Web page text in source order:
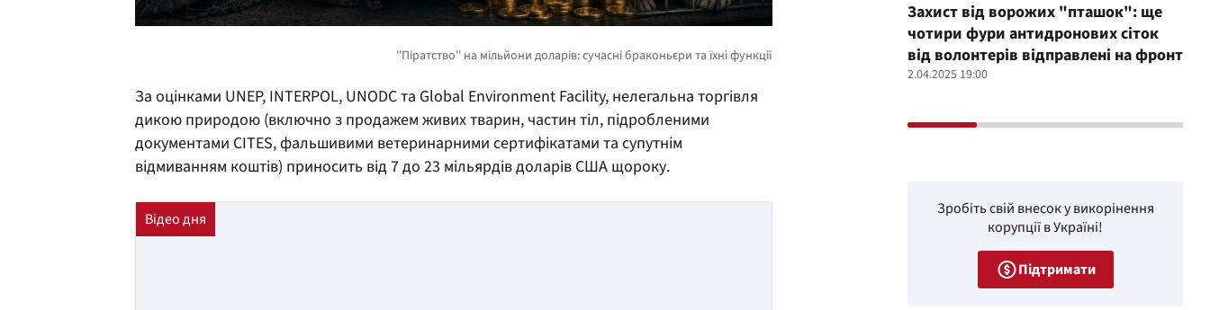
За оцінками UNEP, INTERPOL, UNODC та Global Environment Facility, нелегальна торгівля
дикою природою (включно з продажем живих тварин, частин тіл, підробленими
документами CITES, фальшивими ветеринарними сертифікатами та супутнім
відмиванням коштів) приносить від 7 до 23 мільярдів доларів США щороку.
Захист від ворожих "пташок": ще
чотири фури антидронових сіток
від волонтерів відправлені на фронт
2.04.2025 19:00
Зробіть свій внесок у викорінення
корупції в Україні!
Підтримати